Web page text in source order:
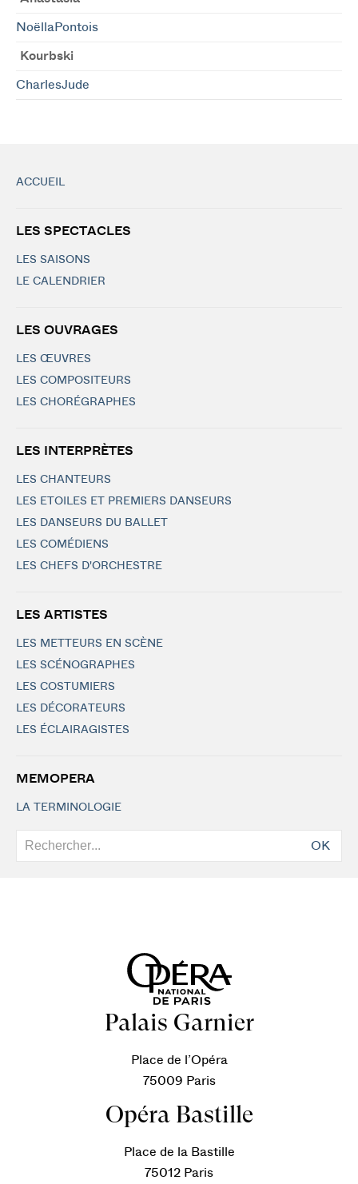
NoëllaPontois
Kourbski
CharlesJude
ACCUEIL
LES SPECTACLES
LES SAISONS
LE CALENDRIER
LES OUVRAGES
LES ŒUVRES
LES COMPOSITEURS
LES CHORÉGRAPHES
LES INTERPRÈTES
LES CHANTEURS
LES ETOILES ET PREMIERS DANSEURS
LES DANSEURS DU BALLET
LES COMÉDIENS
LES CHEFS D'ORCHESTRE
LES ARTISTES
LES METTEURS EN SCÈNE
LES SCÉNOGRAPHES
LES COSTUMIERS
LES DÉCORATEURS
LES ÉCLAIRAGISTES
MEMOPERA
LA TERMINOLOGIE
OK
Palais Garnier
Place de l’Opéra
75009 Paris
Opéra Bastille
Place de la Bastille
75012 Paris